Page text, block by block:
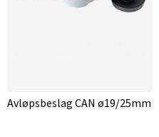
Avløpsbeslag CAN ø19/25mm